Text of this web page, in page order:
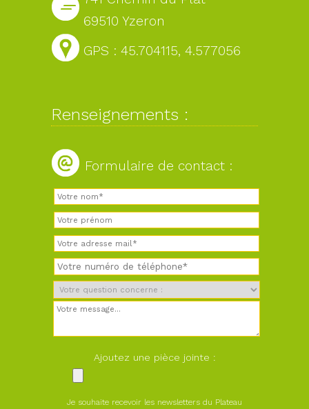
69510 Yzeron
GPS : 45.704115, 4.577056
Renseignements :
Formulaire de contact :
Ajoutez une pièce jointe :
Je souhaite recevoir les newsletters du Plateau